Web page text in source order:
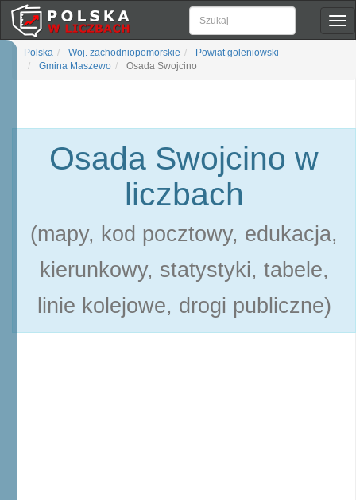
Polska Woj. zachodniopomorskie
Powiat goleniowski
Gmina Maszewo
Osada Swojcino
Osada Swojcino w
liczbach
(mapy, kod pocztowy, edukacja,
kierunkowy, statystyki, tabele,
linie kolejowe, drogi publiczne)